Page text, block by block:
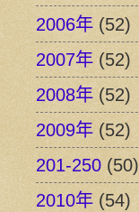
2006年 (52)
2007年 (52)
2008年 (52)
2009年 (52)
201-250 (50)
2010年 (54)